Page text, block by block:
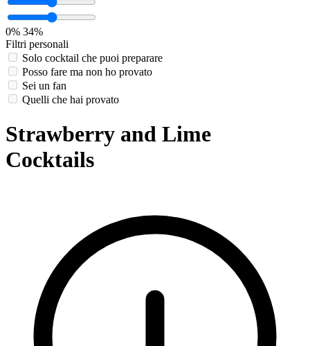
0% 34%
Filtri personali
Solo cocktail che puoi preparare
Posso fare ma non ho provato
Sei un fan
Quelli che hai provato
Strawberry and Lime
Cocktails